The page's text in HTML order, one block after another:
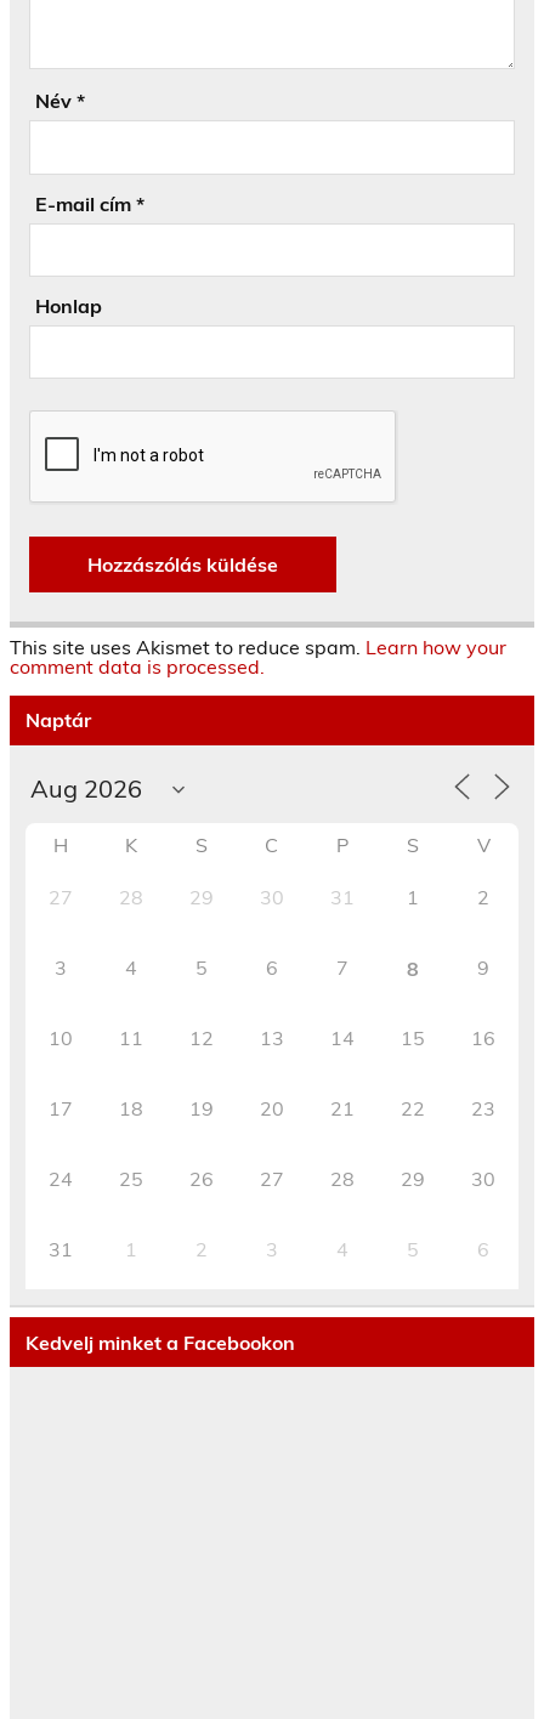
Név *
E-mail cím *
Honlap
This site uses Akismet to reduce spam. Learn how your
comment data is processed.
Naptár
H K S C P S V
27 28 29 30 31 1 2
3 4 5 6 7 8 9
10 11 12 13 14 15 16
17 18 19 20 21 22 23
24 25 26 27 28 29 30
31 1 2 3 4 5 6
Kedvelj minket a Facebookon